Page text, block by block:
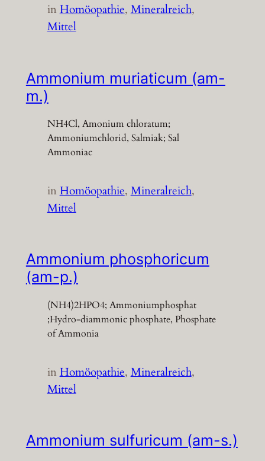
inHomöopathie, Mineralreich
Mittel
Ammonium muriaticum (am-
m.)
NH4Cl, Amonium chloratum;
Ammoniumchlorid, Salmiak; Sal
Ammoniac
inHomöopathie, Mineralreich
Mittel
Ammonium phosphoricum
(am-p.)
(NH4)2HPO4; Ammoniumphosphat
;Hydro-diammonic phosphate, Phosphate
of Ammonia
inHomöopathie, Mineralreich
Mittel
Ammonium sulfuricum (am-s.)